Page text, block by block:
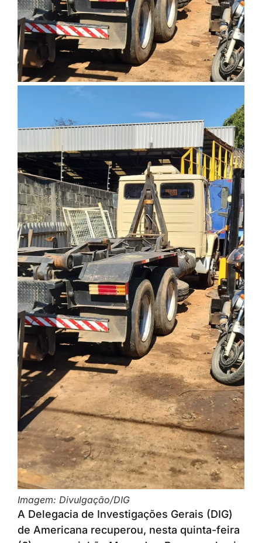
Imagem: Divulgação/DIG
A Delegacia de Investigações Gerais (DIG)
de Americana recuperou, nesta quinta-feira